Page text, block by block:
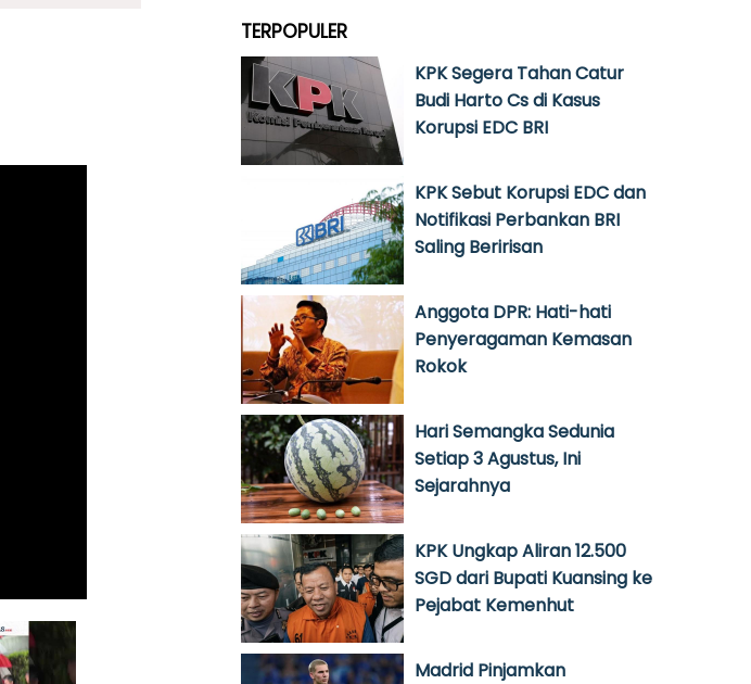
TERPOPULER
KPK Segera Tahan Catur
Budi Harto Cs di Kasus
Korupsi EDC BRI
KPK Sebut Korupsi EDC dan
Notifikasi Perbankan BRI
Saling Beririsan
Anggota DPR: Hati-hati
Penyeragaman Kemasan
Rokok
Hari Semangka Sedunia
Setiap 3 Agustus, Ini
Sejarahnya
KPK Ungkap Aliran 12.500
SGD dari Bupati Kuansing ke
Pejabat Kemenhut
Madrid Pinjamkan